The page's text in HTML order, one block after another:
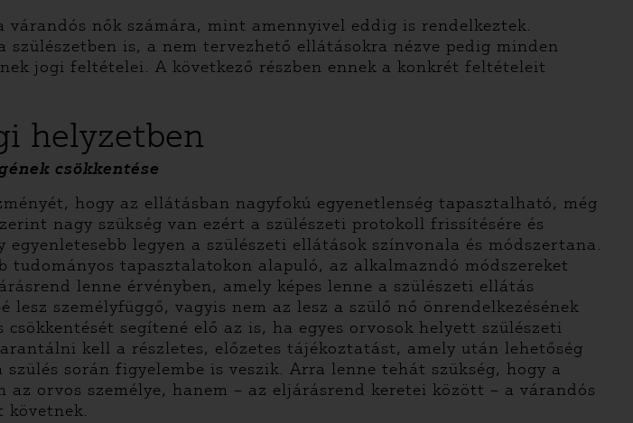
nők számára, mint amennyivel eddig is rendelkeztek.
is, a nem tervezhető ellátásokra nézve pedig minden
jogi feltételei. A következő részben ennek a konkrét feltételeit
helyzetben
csökkentése
hogy az ellátásban nagyfokú egyenetlenség tapasztalható, még
nagy szükség van ezért a szülészeti protokoll frissítésére és
legyen a szülészeti ellátások színvonala és módszertana.
tapasztalatokon alapuló, az alkalmazndó módszereket
lenne érvényben, amely képes lenne a szülészeti ellátás
személyfüggő, vagyis nem az lesz a szülő nő önrendelkezésének
segítené elő az is, ha egyes orvosok helyett szülészeti
kell a részletes, előzetes tájékoztatást, amely után lehetőség
során figyelembe is veszik. Arra lenne tehát szükség, hogy a
orvos személye, hanem – az eljárásrend keretei között – a várandós
követnek.